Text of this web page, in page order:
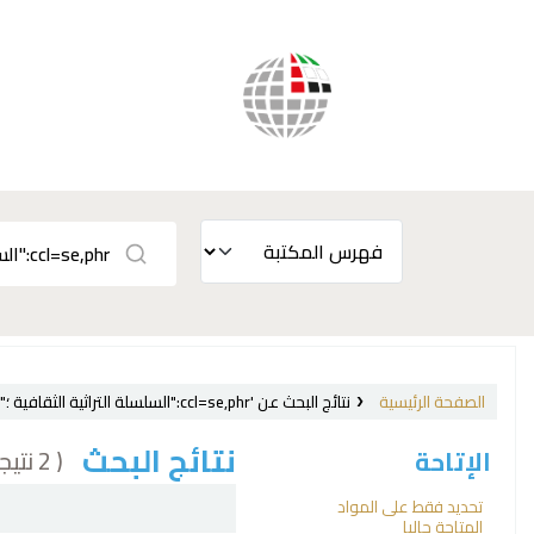
الصفحة الرئيسية نتائج البحث عن 'ccl=se,phr:"السلسلة التراثية الثقافية ؛"'
الإتاحة
تحديد فقط على المواد
المتاحة حاليا
نتائج البحث ( 2 نتيجة)